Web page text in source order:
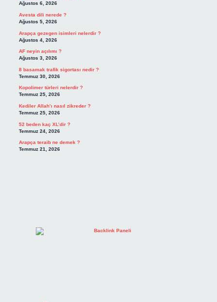
Ağustos 6, 2026
Avesta dili nerede ?
Ağustos 5, 2026
Arapça gezegen isimleri nelerdir ?
Ağustos 4, 2026
AF neyin açılımı ?
Ağustos 3, 2026
8 basamak trafik sigortası nedir ?
Temmuz 30, 2026
Kopolimer türleri nelerdir ?
Temmuz 25, 2026
Kediler Allah’ı nasıl zikreder ?
Temmuz 25, 2026
52 beden kaç XL’dir ?
Temmuz 24, 2026
Arapça teraib ne demek ?
Temmuz 21, 2026